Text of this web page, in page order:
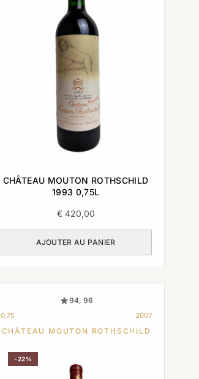
CHÂTEAU MOUTON ROTHSCHILD
1993 0,75L
€420,00
AJOUTER AU PANIER
94, 96
0,75 2007
CHÂTEAU MOUTON ROTHSCHILD
-22%